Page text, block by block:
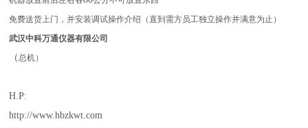
免费送货上门，并安装调试操作介绍（直到需方员工独立操作并满意为止）
武汉中科万通仪器有限公司
（总机）
H.P:
http://www.hbzkwt.com